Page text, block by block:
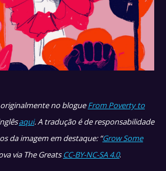
no blogueFrom Poverty to
aqui. A tradução é de responsabilidade
da imagem em destaque: “Grow Some
via The GreatsCC-BY-NC-SA 4.0.